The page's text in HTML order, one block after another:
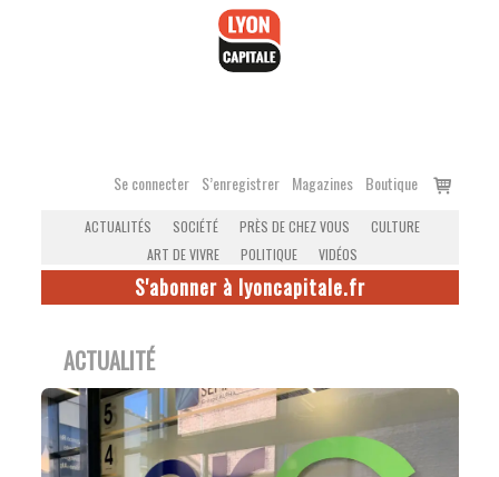
Se connecter S’enregistrer Magazines Boutique
Voir
ACTUALITÉS SOCIÉTÉ PRÈS DE CHEZ VOUS
CULTURE
ART DE VIVRE
POLITIQUE VIDÉOS
S'abonner à lyoncapitale.fr
ACTUALITÉ